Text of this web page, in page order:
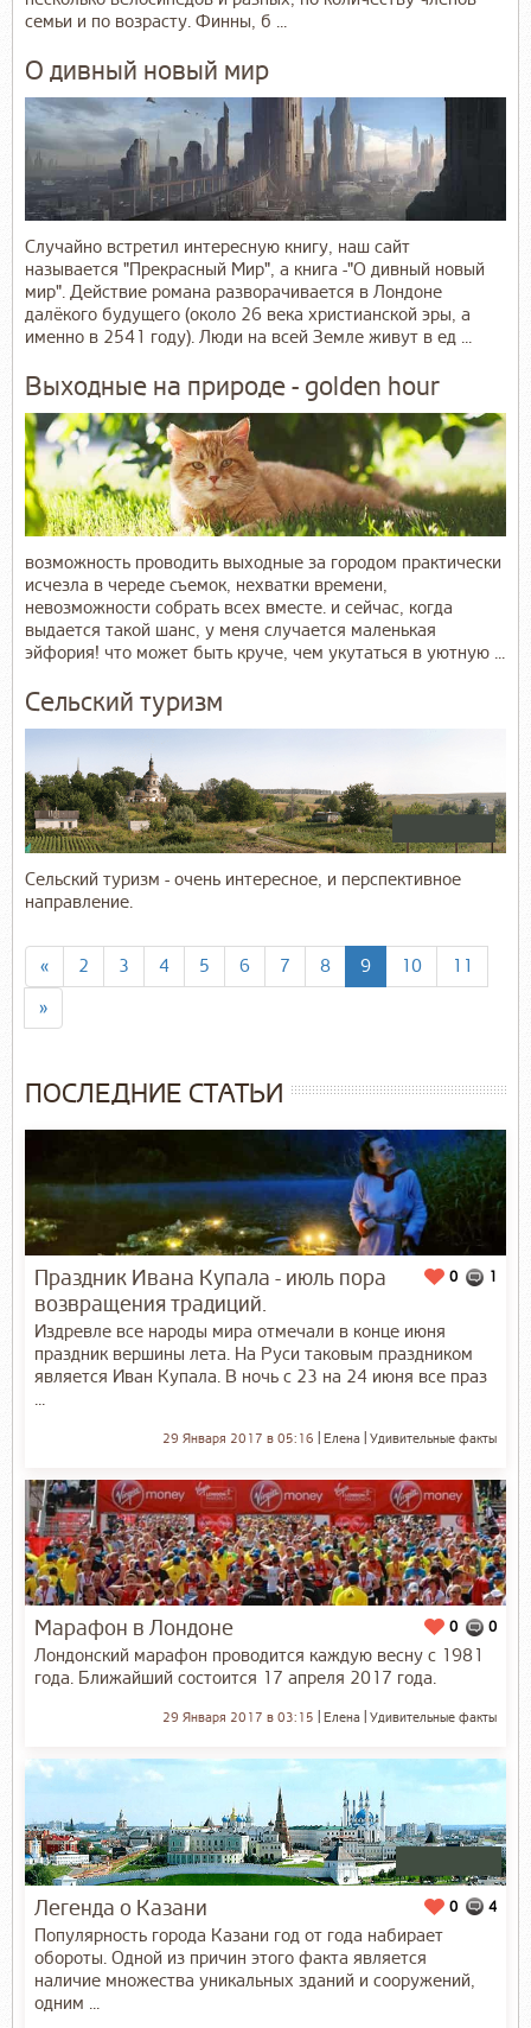
семьи и по возрасту. Финны, б ...
О дивный новый мир
Случайно встретил интересную книгу, наш сайт
называется "Прекрасный Мир", а книга -"О дивный новый
мир". Действие романа разворачивается в Лондоне
далёкого будущего (около 26 века христианской эры, а
именно в 2541 году). Люди на всей Земле живут в ед ...
Выходные на природе - golden hour
возможность проводить выходные за городом практически
исчезла в череде съемок, нехватки времени,
невозможности собрать всех вместе. и сейчас, когда
выдается такой шанс, у меня случается маленькая
эйфория! что может быть круче, чем укутаться в уютную ...
Сельский туризм
Сельский туризм - очень интересное, и перспективное
направление.
« 2 3 4 5 6 7 8 9 10
11
»
ПОСЛЕДНИЕ СТАТЬИ
1
0
Праздник Ивана Купала - июль пора
возвращения традиций.
Издревле все народы мира отмечали в конце июня
праздник вершины лета. На Руси таковым праздником
является Иван Купала. В ночь с 23 на 24 июня все праз
...
Удивительные факты
Елена
29 Января 2017 в 05:16
0
0
Марафон в Лондоне
Лондонский марафон проводится каждую весну с 1981
года. Ближайший состоится 17 апреля 2017 года.
Удивительные факты
Елена
29 Января 2017 в 03:15
4
0
Легенда о Казани
Популярность города Казани год от года набирает
обороты. Одной из причин этого факта является
наличие множества уникальных зданий и сооружений,
одним ...